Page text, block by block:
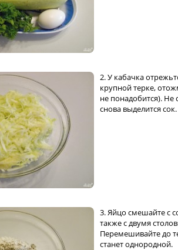
2. У кабачка
крупной терке,
не понадобится). Не
снова выделится сок.
3. Яйцо смешайте с
также с двумя
Перемешивайте до
станет однородной.